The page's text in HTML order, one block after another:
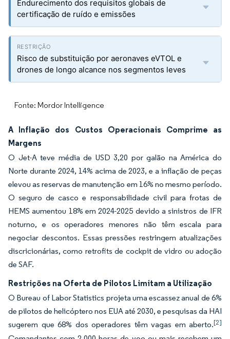
Endurecimento dos requisitos globais de
certificação de ruído e emissões
Risco de substituição por aeronaves eVTOL e
drones de longo alcance nos segmentos leves
Fonte: Mordor Intelligence
A Inflação dos Custos Operacionais Comprime as
Margens
O Jet-A teve média de USD 3,20 por galão na América do
Norte durante 2024, 14% acima de 2023, e a inflação de peças
elevou as reservas de manutenção em 16% no mesmo período.
O seguro de casco e responsabilidade civil para frotas de
HEMS aumentou 18% em 2024-2025 devido a sinistros de IFR
noturno, e os operadores menores não têm escala para
negociar descontos. Essas pressões restringem atualizações
discricionárias, como retrofits de cockpit de vidro ou adoção
de SAF.
Restrições na Oferta de Pilotos Limitam a Utilização
O Bureau of Labor Statistics projeta uma escassez anual de 6%
de pilotos de helicóptero nos EUA até 2030, e pesquisas da HAI
sugerem que 68% dos operadores têm vagas em aberto.[2]